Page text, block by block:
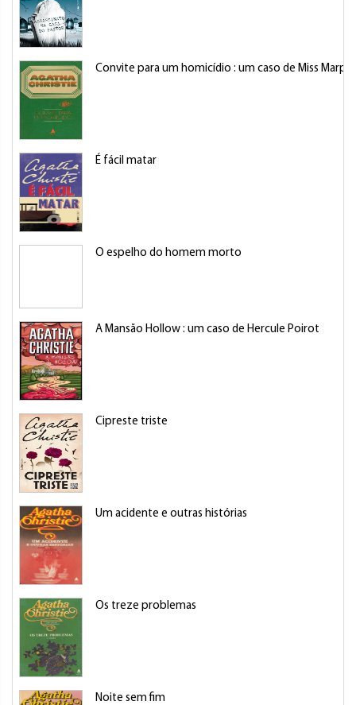
Convite para um homicídio : um caso de Miss Marple
É fácil matar
O espelho do homem morto
A Mansão Hollow : um caso de Hercule Poirot
Cipreste triste
Um acidente e outras histórias
Os treze problemas
Noite sem fim